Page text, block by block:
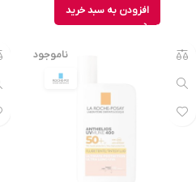
افزودن به سبد خرید
ناموجود